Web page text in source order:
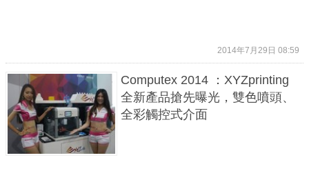
2014年7月29日 08:59
Computex 2014 ：XYZprinting
全新產品搶先曝光，雙色噴頭、
全彩觸控式介面